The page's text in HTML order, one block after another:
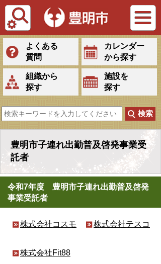
Tiếng Việt
よくある
質問
カレンダー
から探す
組織から
探す
施設を
探す
豊明市子連れ出勤普及啓発事業受
託者
令和7年度 豊明市子連れ出勤普及啓発
事業受託者
株式会社コスモ 株式会社テスコ
株式会社Fit88